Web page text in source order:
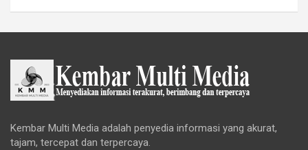
Kembar Multi Media adalah penyedia informasi yang akurat,
tajam, tercepat dan terpercaya.